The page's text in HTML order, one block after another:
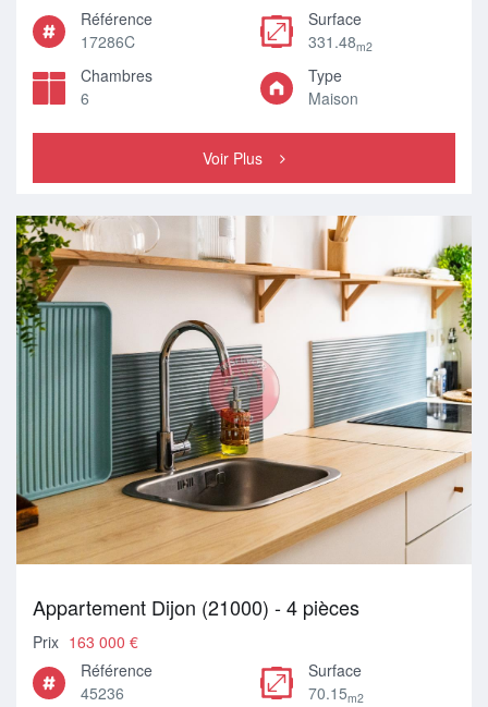
Référence
17286C
Surface
331.48m2
Chambres
6
Type
Maison
Voir Plus
Appartement Dijon (21000) - 4 pièces
Prix 163 000 €
Référence
45236
Surface
70.15m2